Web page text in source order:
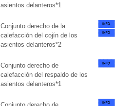
asientos delanteros*1
Conjunto derecho de la
calefacción del cojín de los
asientos delanteros*2
Conjunto derecho de
calefacción del respaldo de los
asientos delanteros*1